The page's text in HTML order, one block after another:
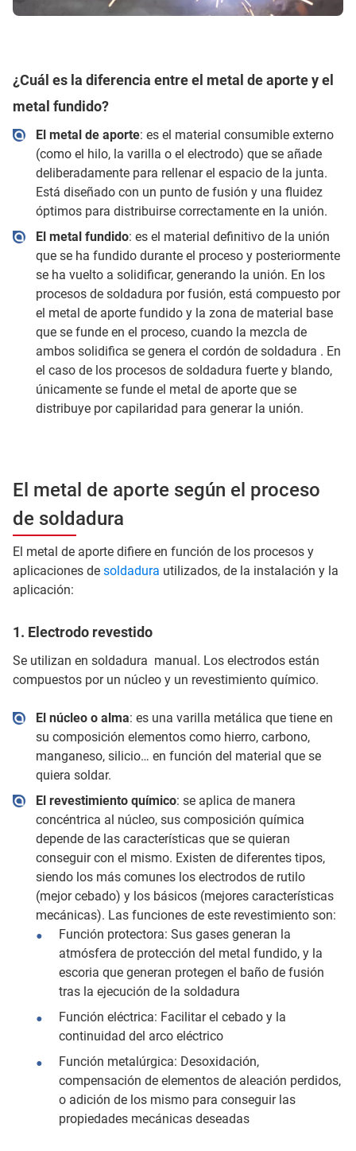
¿Cuál es la diferencia entre el metal de aporte y el
metal fundido?
El metal de aporte: es el material consumible externo
(como el hilo, la varilla o el electrodo) que se añade
deliberadamente para rellenar el espacio de la junta.
Está diseñado con un punto de fusión y una fluidez
óptimos para distribuirse correctamente en la unión.
El metal fundido: es el material definitivo de la unión
que se ha fundido durante el proceso y posteriormente
se ha vuelto a solidificar, generando la unión. En los
procesos de soldadura por fusión, está compuesto por
el metal de aporte fundido y la zona de material base
que se funde en el proceso, cuando la mezcla de
ambos solidifica se genera el cordón de soldadura . En
el caso de los procesos de soldadura fuerte y blando,
únicamente se funde el metal de aporte que se
distribuye por capilaridad para generar la unión.
El metal de aporte según el proceso
de soldadura
El metal de aporte difiere en función de los procesos y
aplicaciones de soldadura utilizados, de la instalación y la
aplicación:
1. Electrodo revestido
Se utilizan en soldadura manual. Los electrodos están
compuestos por un núcleo y un revestimiento químico.
El núcleo o alma: es una varilla metálica que tiene en
su composición elementos como hierro, carbono,
manganeso, silicio… en función del material que se
quiera soldar.
El revestimiento químico: se aplica de manera
concéntrica al núcleo, sus composición química
depende de las características que se quieran
conseguir con el mismo. Existen de diferentes tipos,
siendo los más comunes los electrodos de rutilo
(mejor cebado) y los básicos (mejores características
mecánicas). Las funciones de este revestimiento son:
Función protectora: Sus gases generan la
atmósfera de protección del metal fundido, y la
escoria que generan protegen el baño de fusión
tras la ejecución de la soldadura
Función eléctrica: Facilitar el cebado y la
continuidad del arco eléctrico
Función metalúrgica: Desoxidación,
compensación de elementos de aleación perdidos,
o adición de los mismo para conseguir las
propiedades mecánicas deseadas